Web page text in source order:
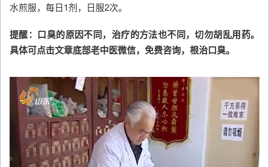
水煎服，每日1剂，日服2次。
提醒：口臭的原因不同，治疗的方法也不同，切勿胡乱用药。
具体可点击文章底部老中医微信，免费咨询，根治口臭。